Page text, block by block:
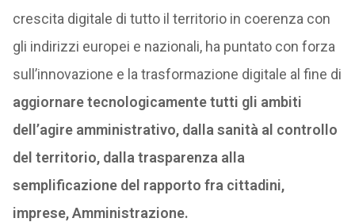
crescita digitale di tutto il territorio in coerenza con
gli indirizzi europei e nazionali, ha puntato con forza
sull’innovazione e la trasformazione digitale al fine di
aggiornare tecnologicamente tutti gli ambiti
dell’agire amministrativo, dalla sanità al controllo
del territorio, dalla trasparenza alla
semplificazione del rapporto fra cittadini,
imprese, Amministrazione.